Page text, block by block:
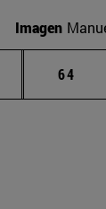
Imagen
Página
64